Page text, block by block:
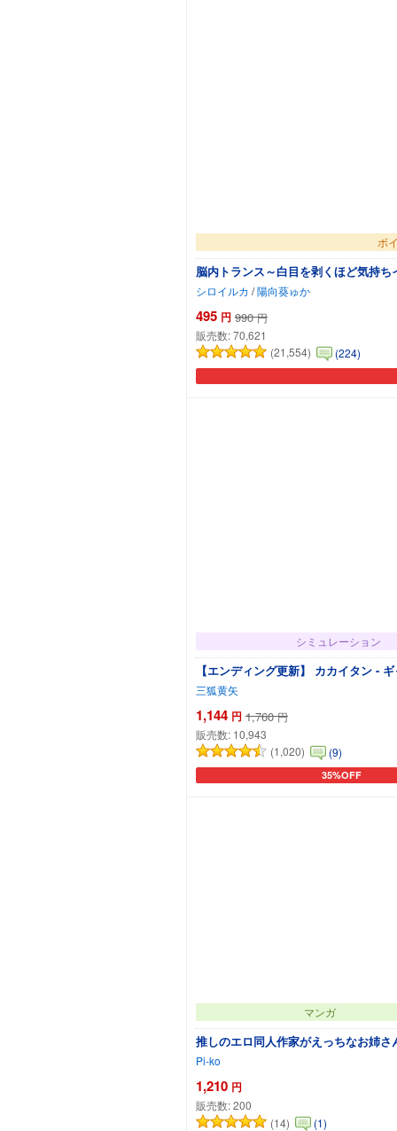
ボ
脳内トランス～白目を剥くほど気持
シロイルカ /陽向葵ゅか
495 円 990 円
販売数:70,621
(21,554)
(224)
シミュレーション
【エンディング更新】 カカイタン -
三狐黄矢
1,144 円 1,760 円
販売数: 10,943
(1,020)
(9)
35%OFF
カートに追加
マンガ
推しのエロ同人作家がえっちなお姉さ
Pi-ko
1,210 円
販売数:200
(14)
(1)